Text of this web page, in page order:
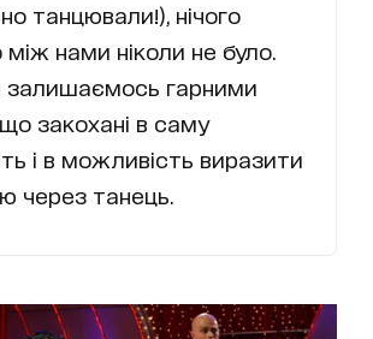
танцювали!), нічого
між нами ніколи не було.
залишаємось гарними
закохані в саму
і в можливість виразити
через танець.